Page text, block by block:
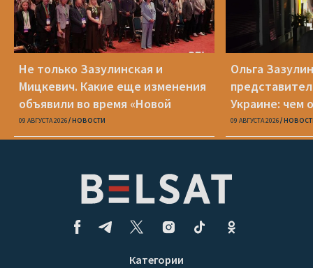
Не только Зазулинская и
Мицкевич. Какие еще изменения
объявили во время «Новой
Беларуси»
09 АВГУСТА 2026 НОВОСТИ
Ольга
Украине: чем
ОПК
09 АВГУСТА 2026
Категории